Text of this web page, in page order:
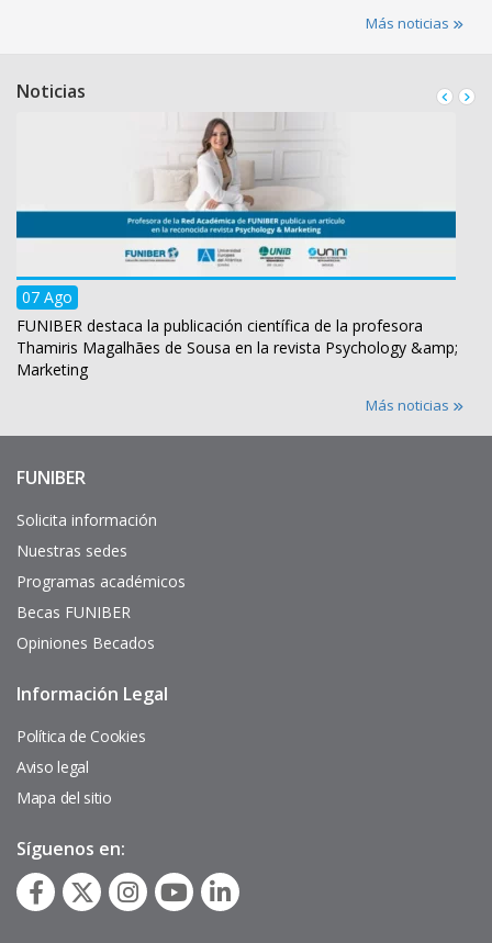
Más noticias
Noticias
07 Ago
FUNIBER destaca la publicación científica de la profesora
Thamiris Magalhães de Sousa en la revista Psychology &amp;
Marketing
Más noticias
Enlaces
interés
FUNIBER
Solicita información
Nuestras sedes
Programas académicos
Becas FUNIBER
Opiniones Becados
Pie
página
Información Legal
Política de Cookies
Aviso legal
Mapa del sitio
Síguenos en: